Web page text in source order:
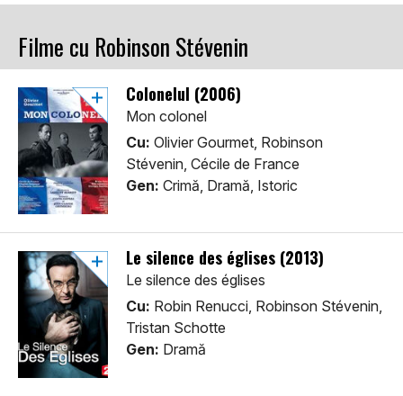
Filme cu Robinson Stévenin
Colonelul (2006)
Mon colonel
Cu: Olivier Gourmet, Robinson
Stévenin, Cécile de France
Gen: Crimă, Dramă, Istoric
Le silence des églises (2013)
Le silence des églises
Cu: Robin Renucci, Robinson Stévenin,
Tristan Schotte
Gen: Dramă